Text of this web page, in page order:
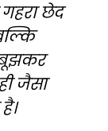
छेद
जैसा